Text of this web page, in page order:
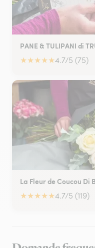
PANE & TULIPANI di
★★★★★4.7/5 (75)
La Fleur de Coucou Di
★★★★★4.7/5 (119)